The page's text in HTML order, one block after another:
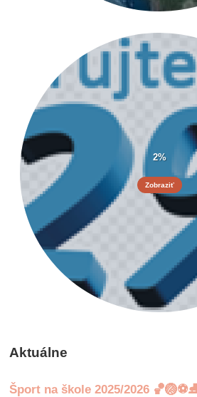
2%
Zobraziť
Aktuálne
Šport na škole 2025/2026